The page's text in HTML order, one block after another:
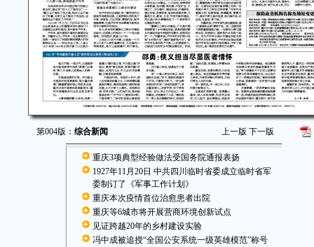
第004版： 综合新闻 上一版 下一版
重庆3项典型经验做法受国务院通报表扬
1927年11月20日 中共四川临时省委成立临时省军
委制订了《军事工作计划》
重庆本次疫情首位治愈患者出院
重庆等6城市将开展营商环境创新试点
见证跨越20年的乡村建设实验
冯中成被追授“全国公安系统一级英雄模范”称号